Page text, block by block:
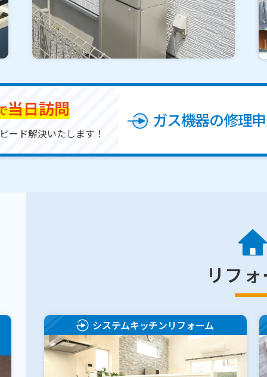
当日訪問
ード解決いたします！
ガス機器の修理
リフ
システムキッチンリフォーム